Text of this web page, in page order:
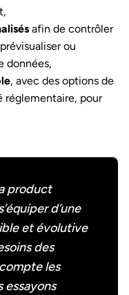
afin de contrôler
ou
données,
, avec des options de
réglementaire, pour
product
d’une
et évolutive
des
les
essayons